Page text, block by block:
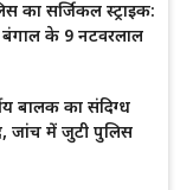
का सर्जिकल स्ट्राइक:
के 9 नटवरलाल
बालक का संदिग्ध
जांच में जुटी पुलिस